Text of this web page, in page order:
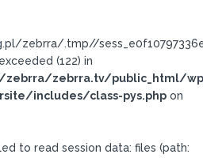
zebrra/.tmp//
(122) in
zebrra.tv/public_html/
includes/class-pys.php on
to read session data: files (path: